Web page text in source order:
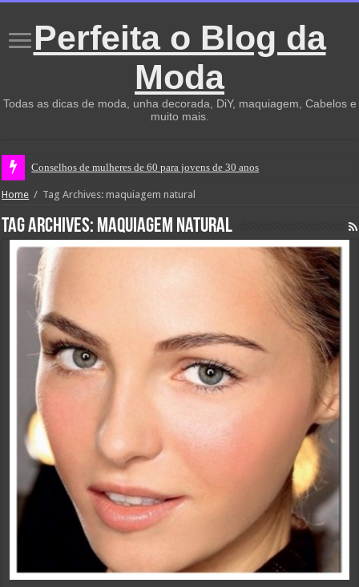
Perfeita o Blog da
Moda
Todas as dicas de moda, unha decorada, DiY, maquiagem, Cabelos e
muito mais.
Conselhos de mulheres de 60 para jovens de 30 anos
Home / Tag Archives: maquiagem natural
Tag Archives: maquiagem natural